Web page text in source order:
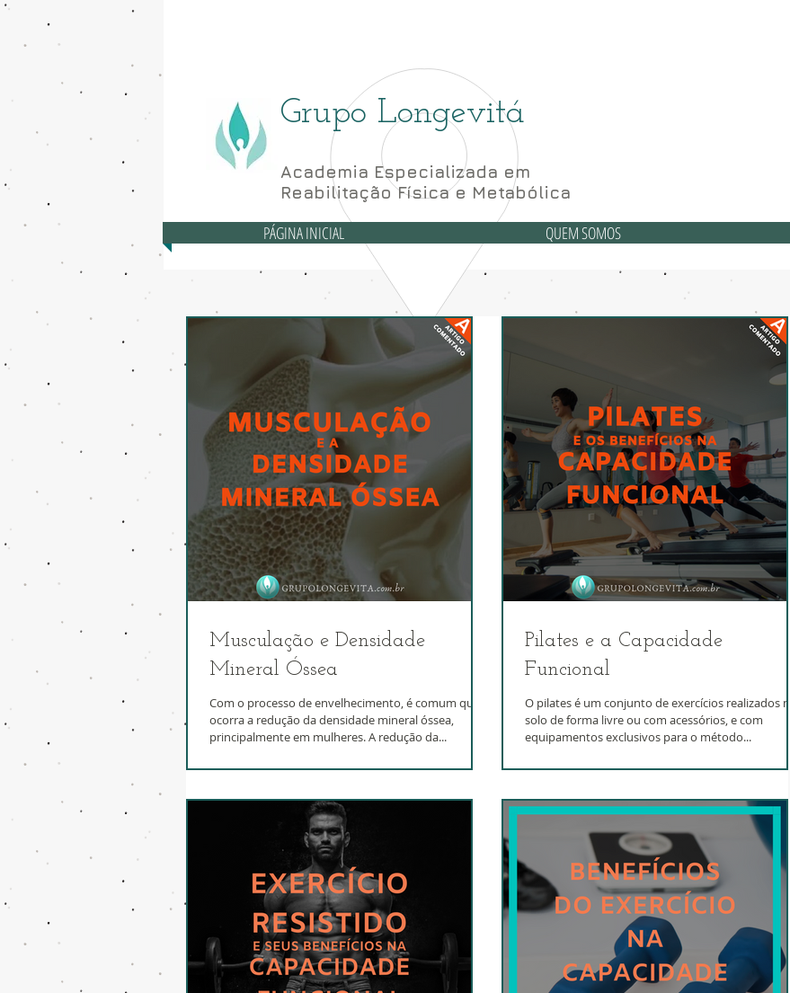
Grupo Longevitá
Academia Especializada em
Reabilitação Física e Metabólica
PÁGINA INICIAL QUEM SOMOS
Musculação e Densidade
Mineral Óssea
Com o processo de envelhecimento, é comum que
ocorra a redução da densidade mineral óssea,
principalmente em mulheres. A redução da...
Pilates e a Capacidade
Funcional
O pilates é um conjunto de exercícios realizados no
solo de forma livre ou com acessórios, e com
equipamentos exclusivos para o método...